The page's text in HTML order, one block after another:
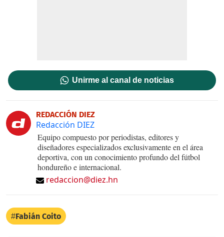
Unirme al canal de noticias
REDACCIÓN DIEZ
Redacción DIEZ
Equipo compuesto por periodistas, editores y
diseñadores especializados exclusivamente en el área
deportiva, con un conocimiento profundo del fútbol
hondureño e internacional.
redaccion@diez.hn
Fabián Coito